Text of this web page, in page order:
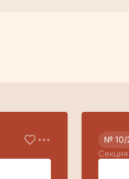
№ 10/